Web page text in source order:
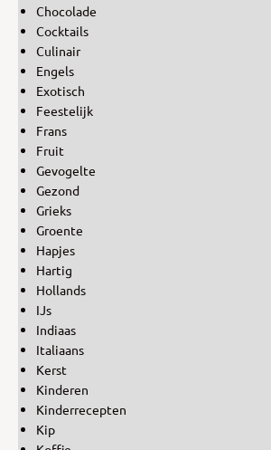
Chocolade
Cocktails
Culinair
Engels
Exotisch
Feestelijk
Frans
Fruit
Gevogelte
Gezond
Grieks
Groente
Hapjes
Hartig
Hollands
IJs
Indiaas
Italiaans
Kerst
Kinderen
Kinderrecepten
Kip